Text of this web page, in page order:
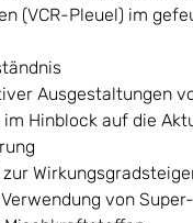
(VCR-Pleuel) im
Ausgestaltungen
Hinblock auf die
von